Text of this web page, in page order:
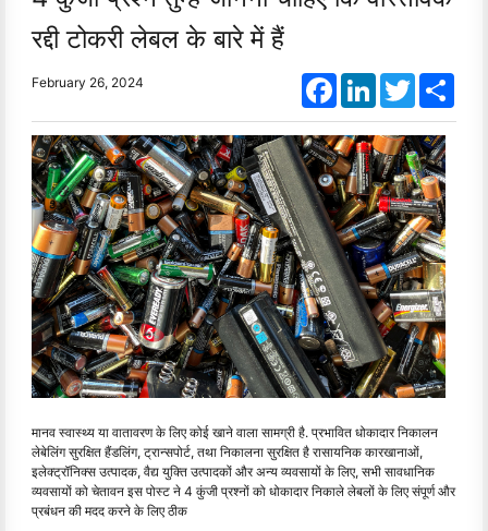
रद्दी टोकरी लेबल के बारे में हैं
February 26, 2024 FacebookLinkedInTwitter
मानव स्वास्थ्य या वातावरण के लिए कोई खाने वाला सामग्री है. प्रभावित धोकादार निकालन
लेबेलिंग सुरक्षित हैंडलिंग, ट्रान्सपोर्ट, तथा निकालना सुरक्षित है रासायनिक कारखानाओं,
इलेक्ट्रॉनिक्स उत्पादक, वैद्य युक्ति उत्पादकों और अन्य व्यवसायों के लिए, सभी सावधानिक
व्यवसायों को चेतावन इस पोस्ट ने 4 कुंजी प्रश्नों को धोकादार निकाले लेबलों के लिए संपूर्ण और
प्रबंधन की मदद करने के लिए ठीक